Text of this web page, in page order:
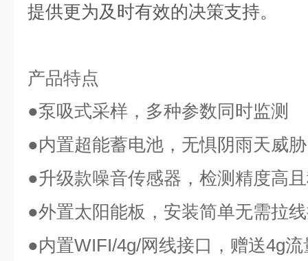
提供更为及时有效的决策支持。
产品特点
●泵吸式采样，多种参数同时监测
●内置超能蓄电池，无惧阴雨天威胁
●升级款噪音传感器，检测精度高
●外置太阳能板，安装简单无需拉
●内置WIFI/4g/网线接口，赠送4g流